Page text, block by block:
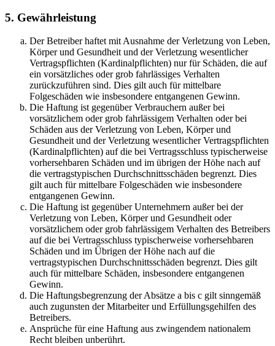
5. Gewährleistung
Der Betreiber haftet mit Ausnahme der Verletzung von Leben,
Körper und Gesundheit und der Verletzung wesentlicher
Vertragspflichten (Kardinalpflichten) nur für Schäden, die auf
ein vorsätzliches oder grob fahrlässiges Verhalten
zurückzuführen sind. Dies gilt auch für mittelbare
Folgeschäden wie insbesondere entgangenen Gewinn.
Die Haftung ist gegenüber Verbrauchern außer bei
vorsätzlichem oder grob fahrlässigem Verhalten oder bei
Schäden aus der Verletzung von Leben, Körper und
Gesundheit und der Verletzung wesentlicher Vertragspflichten
(Kardinalpflichten) auf die bei Vertragsschluss typischerweise
vorhersehbaren Schäden und im übrigen der Höhe nach auf
die vertragstypischen Durchschnittsschäden begrenzt. Dies
gilt auch für mittelbare Folgeschäden wie insbesondere
entgangenen Gewinn.
Die Haftung ist gegenüber Unternehmern außer bei der
Verletzung von Leben, Körper und Gesundheit oder
vorsätzlichem oder grob fahrlässigem Verhalten des Betreibers
auf die bei Vertragsschluss typischerweise vorhersehbaren
Schäden und im Übrigen der Höhe nach auf die
vertragstypischen Durchschnittsschäden begrenzt. Dies gilt
auch für mittelbare Schäden, insbesondere entgangenen
Gewinn.
Die Haftungsbegrenzung der Absätze a bis c gilt sinngemäß
auch zugunsten der Mitarbeiter und Erfüllungsgehilfen des
Betreibers.
Ansprüche für eine Haftung aus zwingendem nationalem
Recht bleiben unberührt.